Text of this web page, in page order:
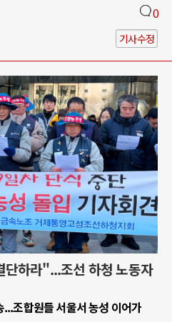
0
기사수정
하라"...조선 하청 노동자
조합원들 서울서 농성 이어가